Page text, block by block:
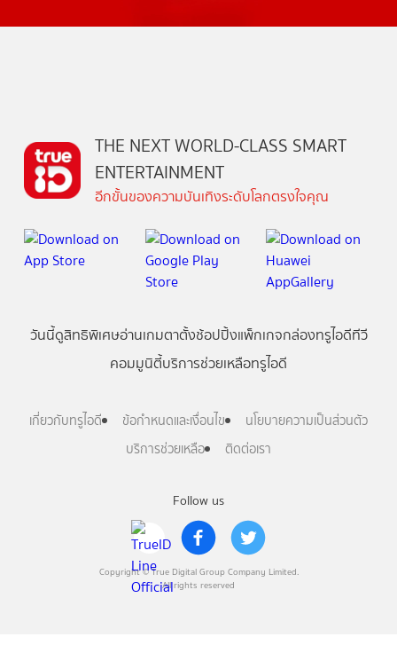
Follow us
Copyright © True Digital Group Company Limited.
All rights reserved
THE NEXT WORLD-CLASS SMART
ENTERTAINMENT
อีกขั้นของความบันเทิงระดับโลกตรงใจคุณ
วันนี้ดูสิทธิพิเศษอ่านเกมตาตั้งช้อปปิ้งแพ็กเกจกล่องทรูไอดีทีวี
คอมมูนิตี้บริการช่วยเหลือทรูไอดี
เกี่ยวกับทรูไอดี ข้อกำหนดและเงื่อนไข
นโยบายความเป็นส่วนตัว
บริการช่วยเหลือ
ติดต่อเรา